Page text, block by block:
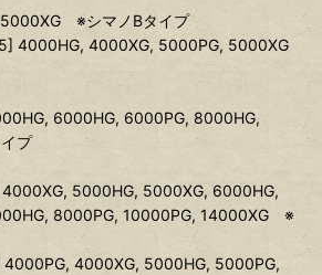
※シマノBタイプ
4000HG, 4000XG, 5000PG, 5000XG
6000HG, 6000PG, 8000HG,
プ
4000XG, 5000HG, 5000XG, 6000HG,
8000PG, 10000PG, 14000XG ※
4000PG, 4000XG, 5000HG, 5000PG,